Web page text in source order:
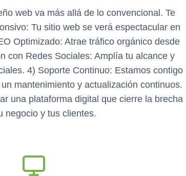
web va más allá de lo convencional. Te
Tu sitio web se verá espectacular en
Optimizado: Atrae tráfico orgánico desde
con Redes Sociales: Amplía tu alcance y
4) Soporte Continuo: Estamos contigo
mantenimiento y actualización continuos.
una plataforma digital que cierre la brecha
negocio y tus clientes.